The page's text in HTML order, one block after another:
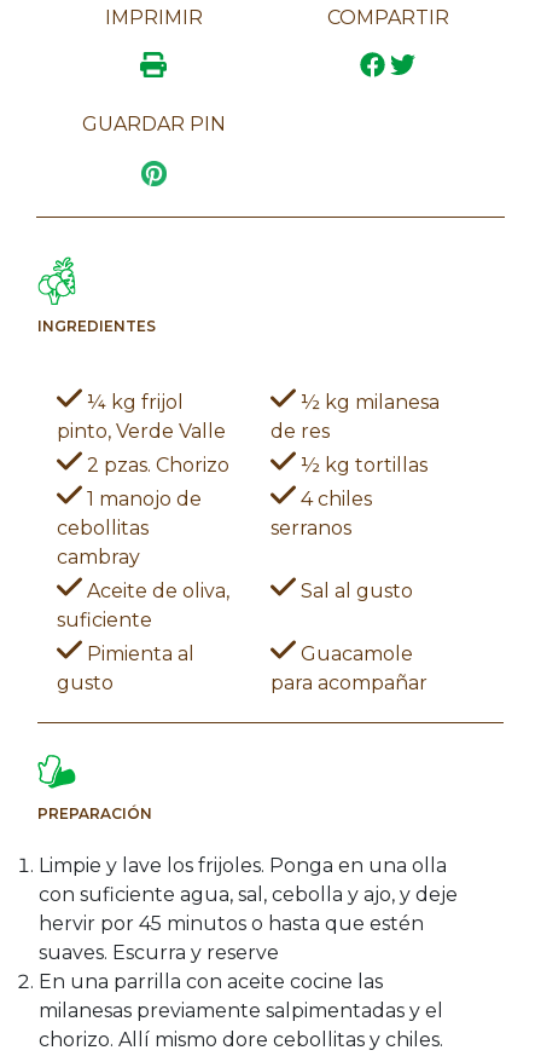
IMPRIMIR COMPARTIR
GUARDAR PIN
INGREDIENTES
¼ kg frijol
pinto, Verde Valle
½ kg milanesa
de res
2 pzas. Chorizo
½ kg tortillas
1 manojo de
cebollitas
cambray
4 chiles
serranos
Aceite de oliva,
suficiente
Sal al gusto
Pimienta al
gusto
Guacamole
para acompañar
PREPARACIÓN
Limpie y lave los frijoles. Ponga en una olla
con suficiente agua, sal, cebolla y ajo, y deje
hervir por 45 minutos o hasta que estén
suaves. Escurra y reserve
En una parrilla con aceite cocine las
milanesas previamente salpimentadas y el
chorizo. Allí mismo dore cebollitas y chiles.